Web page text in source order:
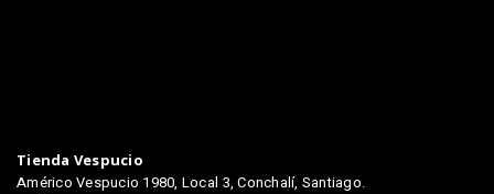
Tienda Vespucio
Américo Vespucio 1980, Local 3, Conchalí, Santiago.